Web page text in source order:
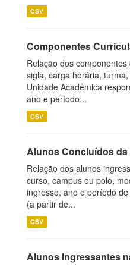
CSV
Componentes
Relação dos
sigla, carga horária,
Unidade Acadêmica
ano e período...
CSV
Alunos Concluídos da
Relação dos alunos
curso, campus ou polo,
ingresso, ano e período
(a partir de...
CSV
Alunos Ingressantes